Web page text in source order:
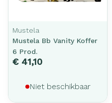
Mustela
Mustela Bb Vanity Koffer
6 Prod.
€ 41,10
Niet beschikbaar